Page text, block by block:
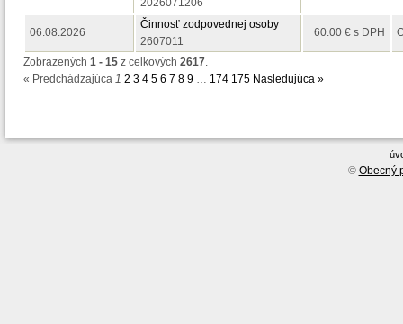
2026071206
06.08.2026
Činnosť zodpovednej osoby
2607011
60.00 € s DPH
Zobrazených 1 - 15 z celkových 2617.
« Predchádzajúca 1 2 3 4 5 6 7 8 9 … 174 175 Nasledujúca »
© Obecný